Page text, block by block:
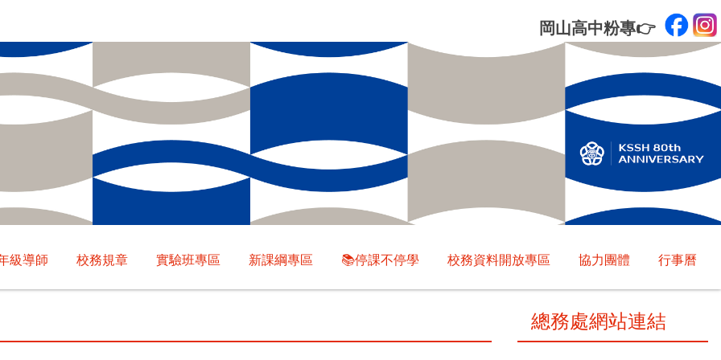
岡山高中粉專👉
級導師 校務規章 實驗班專區 新課綱專區 📚停課不停學 校務資料開放專區 協力團體 行事曆
總務處網站連結